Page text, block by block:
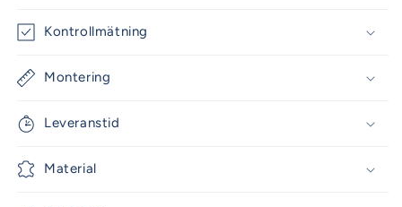
Kontrollmätning
Montering
Leveranstid
Material